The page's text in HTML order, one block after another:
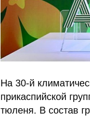
На 30-й
прикаспийской
тюленя. В состав